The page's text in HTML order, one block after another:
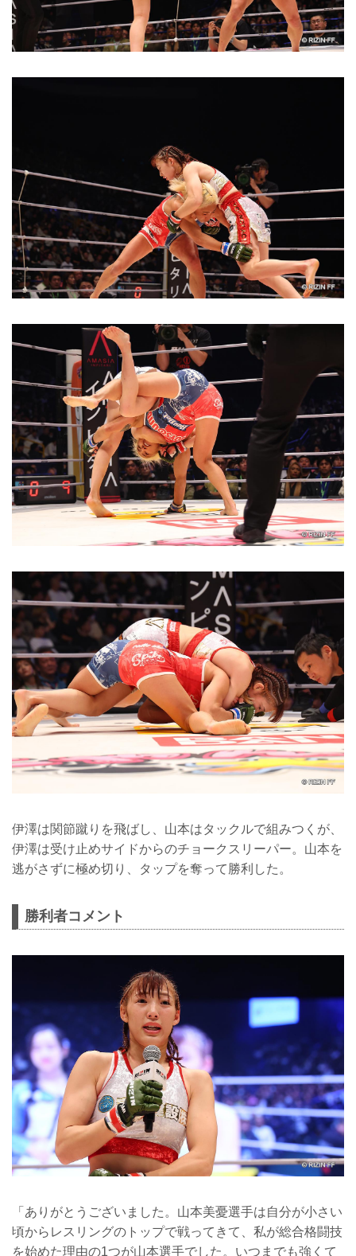
伊澤は関節蹴りを飛ばし、山本はタックルで組みつくが、
伊澤は受け止めサイドからのチョークスリーパー。山本を
逃がさずに極め切り、タップを奪って勝利した。
勝利者コメント
「ありがとうございました。山本美憂選手は自分が小さい
頃からレスリングのトップで戦ってきて、私が総合格闘技
を始めた理由の1つが山本選手でした。いつまでも強くて